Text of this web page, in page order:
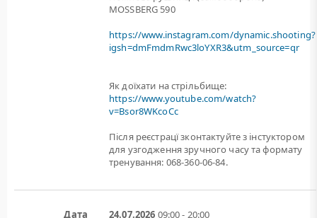
MOSSBERG 590
https://www.instagram.com/dynamic.shooting?
igsh=dmFmdmRwc3loYXR3&utm_source=qr
Як доїхати на стрільбище:
https://www.youtube.com/watch?
v=Bsor8WKcoCc
Після реєстрацї зконтактуйте з інстуктором
для узгодження зручного часу та формату
тренування: 068-360-06-84.
Дата
24.07.2026 09:00 - 20:00